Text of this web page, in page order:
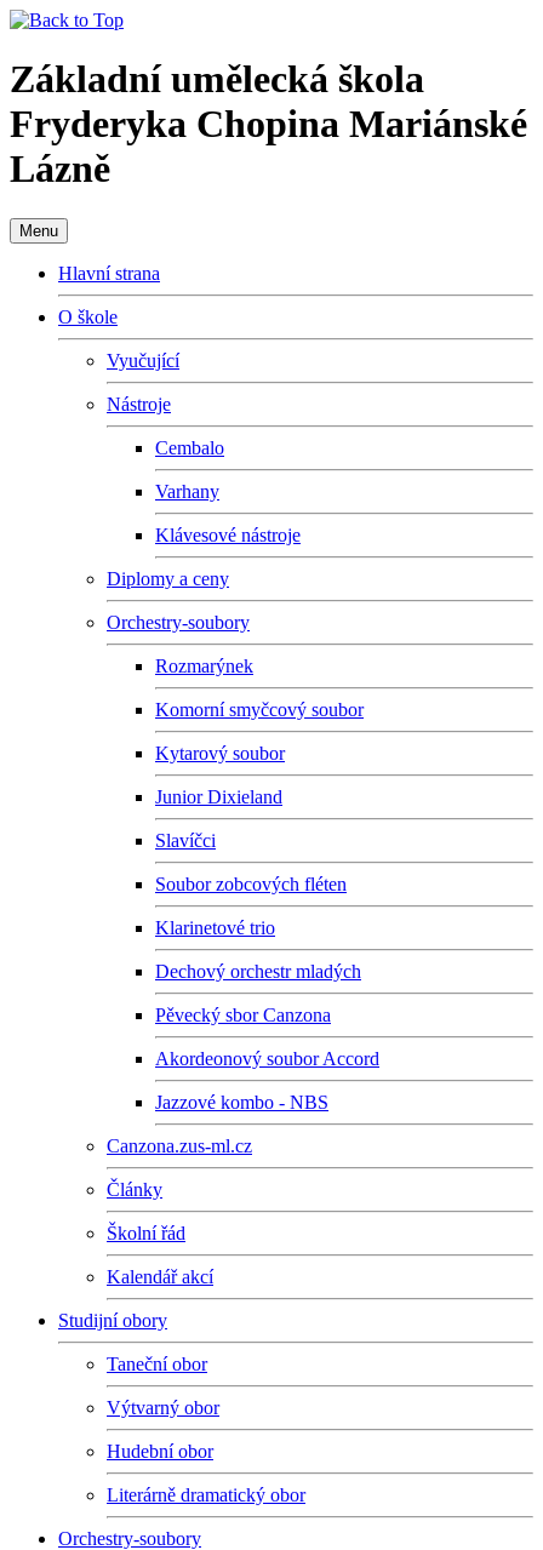
Základní umělecká škola
Fryderyka Chopina Mariánské
Lázně
Menu
Hlavní strana
O škole
Vyučující
Nástroje
Cembalo
Varhany
Klávesové nástroje
Diplomy a ceny
Orchestry-soubory
Rozmarýnek
Komorní smyčcový soubor
Kytarový soubor
Junior Dixieland
Slavíčci
Soubor zobcových fléten
Klarinetové trio
Dechový orchestr mladých
Pěvecký sbor Canzona
Akordeonový soubor Accord
Jazzové kombo - NBS
Canzona.zus-ml.cz
Články
Školní řád
Kalendář akcí
Studijní obory
Taneční obor
Výtvarný obor
Hudební obor
Literárně dramatický obor
Orchestry-soubory